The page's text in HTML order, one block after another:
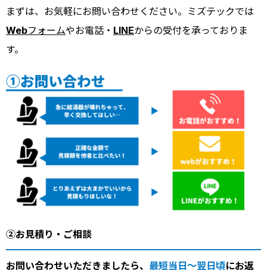
まずは、お気軽にお問い合わせください。ミズテックでは
Webフォームやお電話・ LINEからの受付を承っておりま
す。
②お見積り・ご相談
お問い合わせいただきましたら、 最短当日～翌日頃にお返